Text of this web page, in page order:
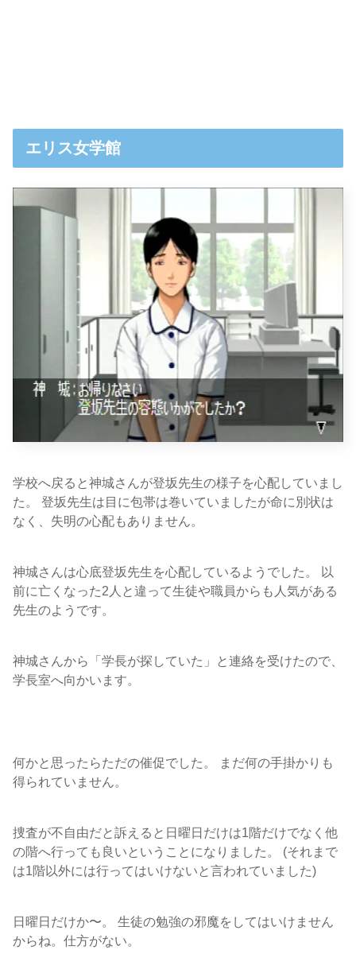
エリス女学館
学校へ戻ると神城さんが登坂先生の様子を心配していまし
た。 登坂先生は目に包帯は巻いていましたが命に別状は
なく、失明の心配もありません。
神城さんは心底登坂先生を心配しているようでした。 以
前に亡くなった2人と違って生徒や職員からも人気がある
先生のようです。
神城さんから「学長が探していた」と連絡を受けたので、
学長室へ向かいます。
何かと思ったらただの催促でした。 まだ何の手掛かりも
得られていません。
捜査が不自由だと訴えると日曜日だけは1階だけでなく他
の階へ行っても良いということになりました。 (それまで
は1階以外には行ってはいけないと言われていました)
日曜日だけか〜。 生徒の勉強の邪魔をしてはいけません
からね。仕方がない。